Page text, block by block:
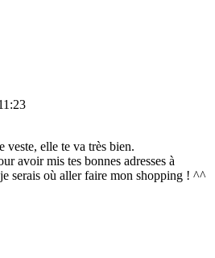
veste, elle te va très bien.
avoir mis tes bonnes adresses à
serais où aller faire mon shopping ! ^^